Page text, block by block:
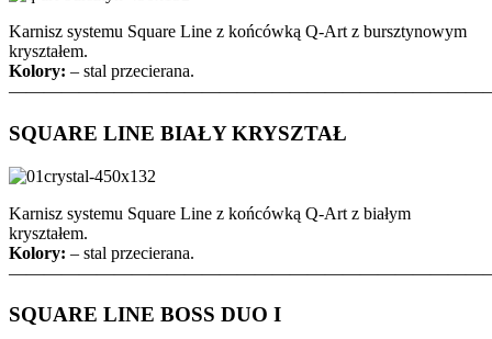
Karnisz systemu Square Line z końcówką Q-Art z bursztynowym
kryształem.
Kolory: – stal przecierana.
SQUARE LINE BIAŁY KRYSZTAŁ
Karnisz systemu Square Line z końcówką Q-Art z białym
kryształem.
Kolory: – stal przecierana.
SQUARE LINE BOSS DUO I